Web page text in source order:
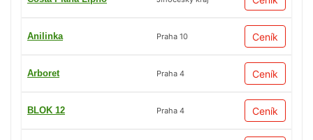
Anilinka Praha 10 Ceník
Arboret Praha 4 Ceník
BLOK 12 Praha 4 Ceník